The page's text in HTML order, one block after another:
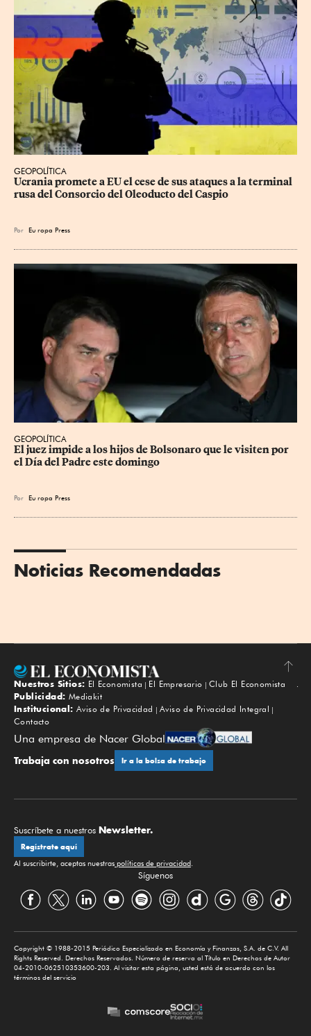
GEOPOLÍTICA
Ucrania promete a EU el cese de sus ataques a la terminal
rusa del Consorcio del Oleoducto del Caspio
Por Eu ropa Press
GEOPOLÍTICA
El juez impide a los hijos de Bolsonaro que le visiten por
el Día del Padre este domingo
Por Eu ropa Press
Noticias Recomendadas
Subir
Nuestros Sitios: El Economista El Empresario
Club El Economista
Publicidad: Mediakit
Institucional: Aviso de Privacidad
Aviso de Privacidad Integral
Contacto
Una empresa de Nacer Global
Trabaja con nosotros Ir a la bolsa de trabajo
Suscríbete a nuestros Newsletter.
Regístrate aquí
Al suscribirte, aceptas nuestras políticas de privacidad
Síguenos
Copyright © 1988-2015 Periódico Especializado en Economía y Finanzas, S.A. de C.V. All
Rights Reserved. Derechos Reservados. Número de reserva al Título en Derechos de Autor
04-2010-062510353600-203. Al visitar esta página, usted está de acuerdo con los
términos del servicio